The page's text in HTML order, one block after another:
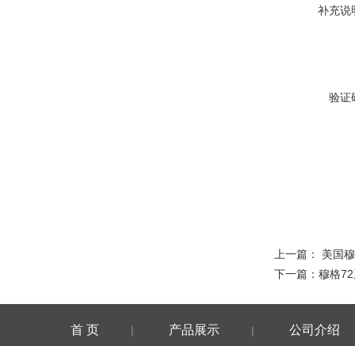
补充说
验证
上一篇： 美国
下一篇： 穆格
首 页 | 产品展示 | 公司介绍